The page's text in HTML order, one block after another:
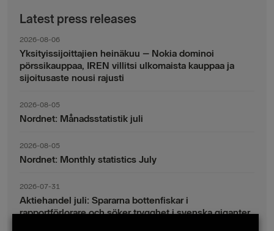
Latest press releases
2026-08-06
Yksityissijoittajien heinäkuu – Nokia dominoi
pörssikauppaa, IREN villitsi ulkomaista kauppaa ja
sijoitusaste nousi rajusti
2026-08-05
Nordnet: Månadsstatistik juli
2026-08-05
Nordnet: Monthly statistics July
2026-07-31
Aktiehandel juli: Spararna bottenfiskar i
rapportförlorare och söker trygghet i svenska giganter